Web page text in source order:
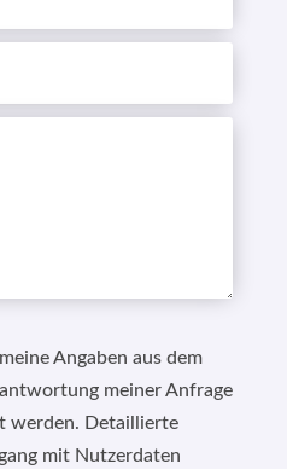
Angaben aus dem
meiner Anfrage
werden. Detaillierte
mit Nutzerdaten